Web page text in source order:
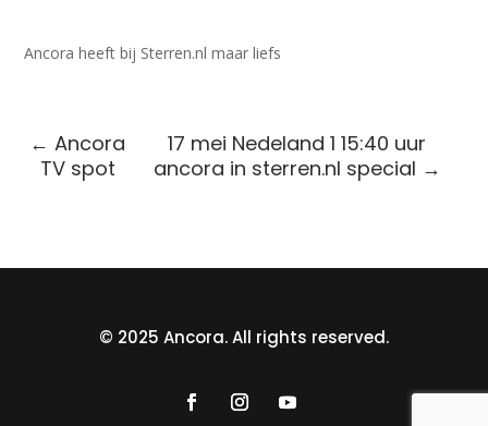
Ancora heeft bij Sterren.nl maar liefs
←Ancora
TV spot
17 mei Nedeland 1 15:40 uur
ancora in sterren.nl special →
© 2025 Ancora. All rights reserved.